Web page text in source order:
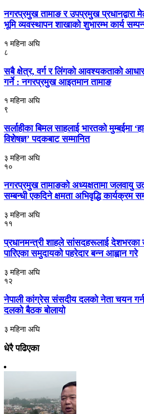
नगरप्रमुख तामाङ र उपप्रमुख प्रधानद्वारा
भूमि व्यवस्थापन शाखाको शुभारम्भ कार्य
१ महिना अघि
८
सबै क्षेत्र, वर्ग र लिंगकाे आवश्यकताकाे
गर्ने : नगरप्रमुख आइतमान तामाङ
१ महिना अघि
९
सर्लाहीका बिमल साहलाई भारतको मुम्बईमा
विशेषज्ञ’ पदकबाट सम्मानित
३ महिना अघि
१०
नगरप्रमुख तामाङको अध्यक्षतामा जलवायु
सम्बन्धी एकदिने क्षमता अभिवृद्धि कार्यक्रम
३ महिना अघि
११
प्रधानमन्त्री शाहले सांसदहरूलाई देशभरका
पारिएका समुदायको पहरेदार बन्न आह्वान गरे
३ महिना अघि
१२
नेपाली कांग्रेस संसदीय दलको नेता चयन गर्न
दलको बैठक बोलायो
३ महिना अघि
धेरै पढिएका